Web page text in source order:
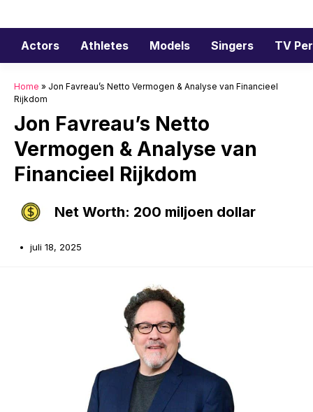
naar
inhoud
Actors Athletes Models Singers TV
Home » Jon Favreau’s Netto Vermogen & Analyse van Financieel
Rijkdom
Jon Favreau’s Netto
Vermogen & Analyse van
Financieel Rijkdom
Net Worth: 200 miljoen dollar
juli 18, 2025